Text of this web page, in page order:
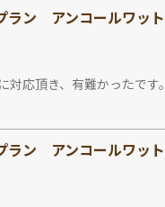
対応頂き、有難かったです。